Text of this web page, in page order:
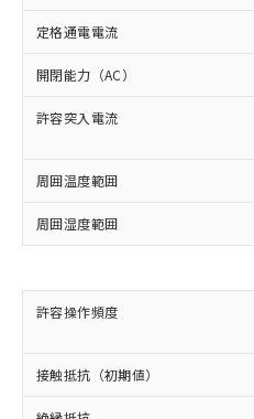
定格通電電流
開閉能力（AC）
許容突入電流
周囲温度範囲
周囲湿度範囲
許容操作頻度
接触抵抗（初期値）
※1 対応状況
対応済み：EU
非含有に対応した製品